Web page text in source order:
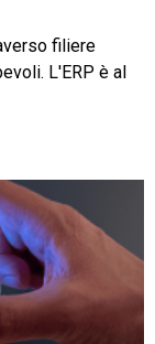
filiere
L'ERP è al